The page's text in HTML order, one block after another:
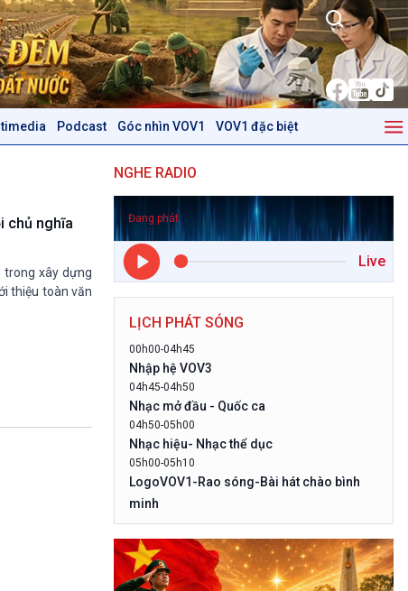
Podcast Góc nhìn VOV1 VOV1 đặc biệt
Trước giờ mở cửa
Dòng chảy Kinh tế
Sức sống hàng Việt
Khởi nghiệp
Tuyên chiến với gian lận
đảo
Mùa vàng
Biển đảo Việt Nam
Tâm tình biên giới và hải
đảo
Tìm hiểu biển, đảo Việt
Nam
10 phút Sự kiện - Luận bàn
Câu chuyện thời sự
Dòng chảy sự kiện
Đối thoại
Chuyện đêm
chủ nghĩa
trong xây dựng
thiệu toàn văn
NGHE RADIO
Đang phát
Live
LỊCH PHÁT SÓNG
00h00-04h45
Nhập hệ VOV3
04h45-04h50
Nhạc mở đầu - Quốc ca
04h50-05h00
Nhạc hiệu- Nhạc thể dục
05h00-05h10
LogoVOV1-Rao sóng-Bài hát chào bình
minh
05h10-05h20
Bản tin đầu ngày-Thời tiết
05h20-05h50
Mùa vàng (Chuyên đề cuối tuần)